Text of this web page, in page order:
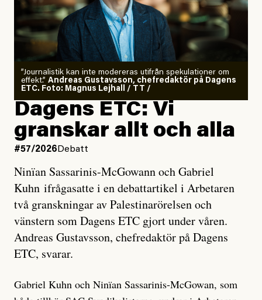
”Journalistik kan inte modereras utifrån spekulationer om
effekt.” Andreas Gustavsson, chefredaktör på Dagens
ETC. Foto: Magnus Lejhall / TT /
Dagens ETC: Vi
granskar allt och alla
#57/2026 Debatt
Ninïan Sassarinis-McGowann och Gabriel
Kuhn ifrågasatte i en debattartikel i Arbetaren
två granskningar av Palestinarörelsen och
vänstern som Dagens ETC gjort under våren.
Andreas Gustavsson, chefredaktör på Dagens
ETC, svarar.
Gabriel Kuhn och Ninïan Sassarinis-McGowan, som